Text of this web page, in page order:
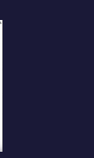
vyhrazena.